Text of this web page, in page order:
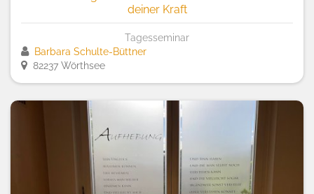
deiner Kraft
Tagesseminar
Barbara Schulte-Büttner
82237 Wörthsee